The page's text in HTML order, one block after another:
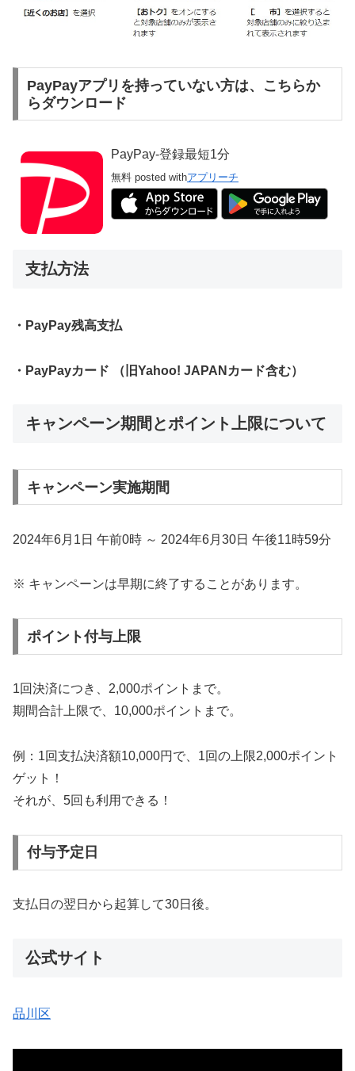
PayPayアプリを持っていない方は、こちらか
らダウンロード
PayPay-登録最短1分
無料 posted withアプリーチ
支払方法
・PayPay残高支払
・PayPayカード （旧Yahoo! JAPANカード含む）
キャンペーン期間とポイント上限について
キャンペーン実施期間
2024年6月1日 午前0時 ～ 2024年6月30日 午後11時59分
※ キャンペーンは早期に終了することがあります。
ポイント付与上限
1回決済につき、2,000ポイントまで。
期間合計上限で、10,000ポイントまで。
例：1回支払決済額10,000円で、1回の上限2,000ポイント
ゲット！
それが、5回も利用できる！
付与予定日
支払日の翌日から起算して30日後。
公式サイト
品川区